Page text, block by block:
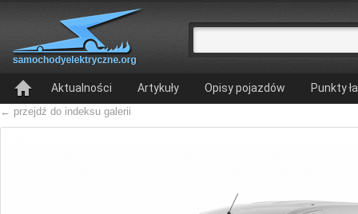
Aktualności Artykuły Opisy pojazdów Punkty
← przejdź do indeksu galerii